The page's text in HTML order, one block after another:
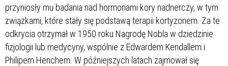
przyniosły mu badania nad hormonami kory nadnerczy, w tym
związkami, które stały się podstawą terapii kortyzonem. Za te
odkrycia otrzymał w 1950 roku Nagrodę Nobla w dziedzinie
fizjologii lub medycyny, wspólnie z Edwardem Kendallem i
Philipem Henchem. W późniejszych latach zajmował się